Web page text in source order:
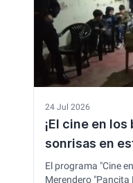
24 Jul 2026
¡El cine en
sonrisas en
El programa "Cine
Merendero "Pancita